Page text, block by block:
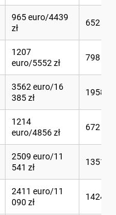
965 euro/4439
zł
652 l
1207
euro/5552 zł
798 l
3562 euro/16
385 zł
1958 l
1214
euro/4856 zł
672 l
2509 euro/11
541 zł
1351 l
2411 euro/11
090 zł
1424 l